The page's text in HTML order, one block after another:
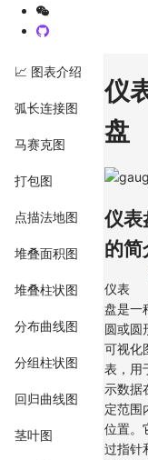
📈 图表介绍
弧长连接图
马赛克图
打包图
点描法地图
堆叠面积图
堆叠柱状图
分布曲线图
分组柱状图
回归曲线图
茎叶图
仪
盘
仪表
的简
仪表
盘是一
圆或圆
可视化
表，用
示数据
定范围
位置。
过指针